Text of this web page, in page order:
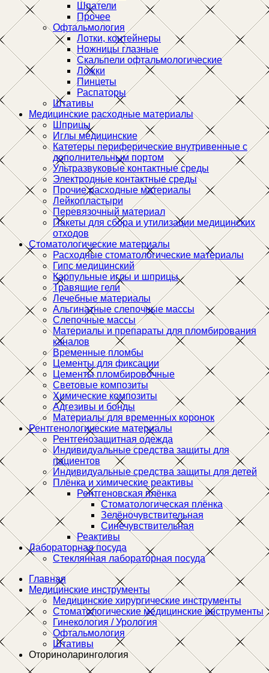
Шпатели
Прочее
Офтальмология
Лотки, контейнеры
Ножницы глазные
Скальпели офтальмологические
Ложки
Пинцеты
Распаторы
Штативы
Медицинские расходные материалы
Шприцы
Иглы медицинские
Катетеры периферические внутривенные с
дополнительным портом
Ультразвуковые контактные среды
Электродные контактные среды
Прочие расходные материалы
Лейкопластыри
Перевязочный материал
Пакеты для сбора и утилизации медицинских
отходов
Стоматологические материалы
Расходные стоматологические материалы
Гипс медицинский
Карпульные иглы и шприцы
Травящие гели
Лечебные материалы
Альгинатные слепочные массы
Слепочные массы
Материалы и препараты для пломбирования
каналов
Временные пломбы
Цементы для фиксации
Цементы пломбировочные
Световые композиты
Химические композиты
Адгезивы и бонды
Материалы для временных коронок
Рентгенологические материалы
Рентгенозащитная одежда
Индивидуальные средства защиты для
пациентов
Индивидуальные средства защиты для детей
Плёнка и химические реактивы
Рентгеновская плёнка
Стоматологическая плёнка
Зелёночувствительная
Синечувствительная
Реактивы
Лабораторная посуда
Стеклянная лабораторная посуда
Главная
Медицинские инструменты
Медицинские хирургические инструменты
Стоматологические медицинские инструменты
Гинекология / Урология
Офтальмология
Штативы
Оториноларингология